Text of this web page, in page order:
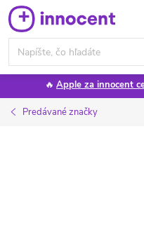
Prejsť
na
obsah
🔥 Apple za innocent
Predávané značky